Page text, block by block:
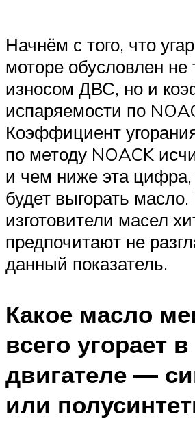
Начнём с того, что
моторе обусловлен не
износом ДВС, но и
испаряемости по
Коэффициент
по методу NOACK
и чем ниже эта
будет выгорать
изготовители масел
предпочитают не
данный показатель.
Какое масло
всего угорает в
двигателе —
или